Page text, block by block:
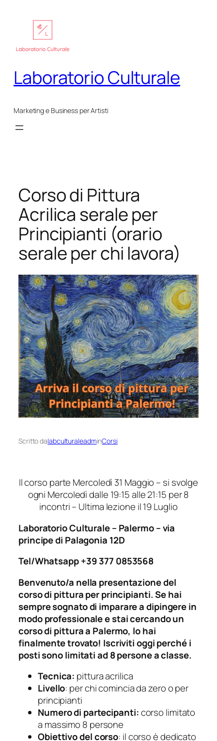
contenuto
Laboratorio Culturale
Marketing e Business per Artisti
Corso di Pittura
Acrilica serale per
Principianti (orario
serale per chi lavora)
Scritto dalabculturaleadminCorsi
Il corso parte Mercoledì 31 Maggio – si svolge
ogni Mercoledì dalle 19:15 alle 21:15 per 8
incontri – Ultima lezione il 19 Luglio
Laboratorio Culturale – Palermo – via
principe di Palagonia 12D
Tel/Whatsapp +39 377 0853568
Benvenuto/a nella presentazione del
corso di pittura per principianti. Se hai
sempre sognato di imparare a dipingere in
modo professionale e stai cercando un
corso di pittura a Palermo, lo hai
finalmente trovato! Iscriviti oggi perché i
posti sono limitati ad 8 persone a classe.
Tecnica: pittura acrilica
Livello: per chi comincia da zero o per
principianti
Numero di partecipanti:corso limitato
a massimo 8 persone
Obiettivo del corso: il corso è dedicato